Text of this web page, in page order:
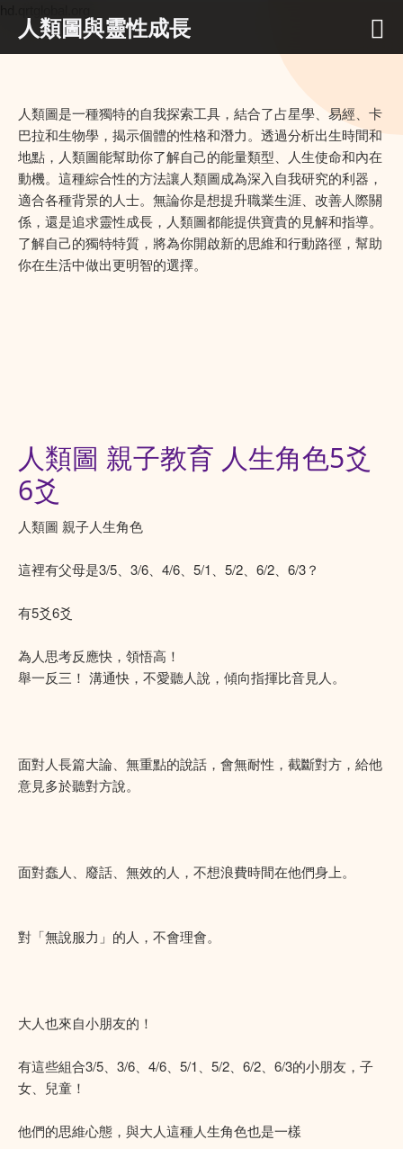
人類圖與靈性成長
人類圖是一種獨特的自我探索工具，結合了占星學、易經、卡
巴拉和生物學，揭示個體的性格和潛力。透過分析出生時間和
地點，人類圖能幫助你了解自己的能量類型、人生使命和內在
動機。這種綜合性的方法讓人類圖成為深入自我研究的利器，
適合各種背景的人士。無論你是想提升職業生涯、改善人際關
係，還是追求靈性成長，人類圖都能提供寶貴的見解和指導。
了解自己的獨特特質，將為你開啟新的思維和行動路徑，幫助
你在生活中做出更明智的選擇。
人類圖 親子教育 人生角色5爻
6爻
人類圖 親子人生角色
這裡有父母是3/5、3/6、4/6、5/1、5/2、6/2、6/3？
有5爻6爻
為人思考反應快，領悟高！
舉一反三！ 溝通快，不愛聽人說，傾向指揮比音見人。
面對人長篇大論、無重點的說話，會無耐性，截斷對方，給他
意見多於聽對方說。
面對蠢人、廢話、無效的人，不想浪費時間在他們身上。
對「無說服力」的人，不會理會。
大人也來自小朋友的！
有這些組合3/5、3/6、4/6、5/1、5/2、6/2、6/3的小朋友，子
女、兒童！
他們的思維心態，與大人這種人生角色也是一樣